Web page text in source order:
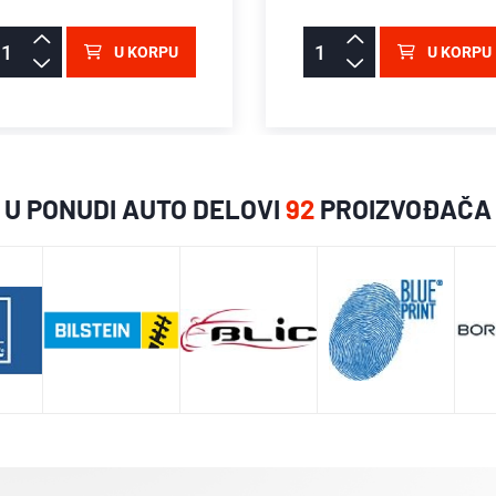
U KORPU U KORPU
U PONUDI AUTO DELOVI 92 PROIZVOĐAČA